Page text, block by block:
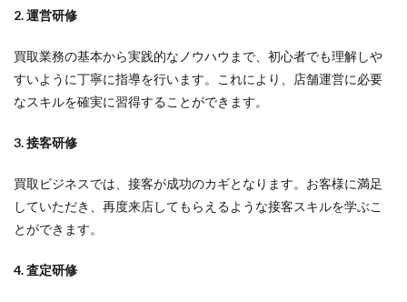
2. 運営研修
買取業務の基本から実践的なノウハウまで、初心者でも理解しや
すいように丁寧に指導を行います。これにより、店舗運営に必要
なスキルを確実に習得することができます。
3. 接客研修
買取ビジネスでは、接客が成功のカギとなります。お客様に満足
していただき、再度来店してもらえるような接客スキルを学ぶこ
とができます。
4. 査定研修